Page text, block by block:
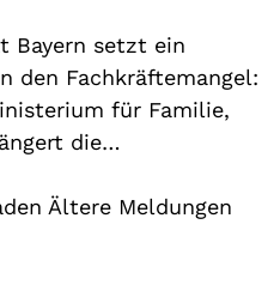
Bayern setzt ein
den Fachkräftemangel:
für Familie,
die…
Ältere Meldungen